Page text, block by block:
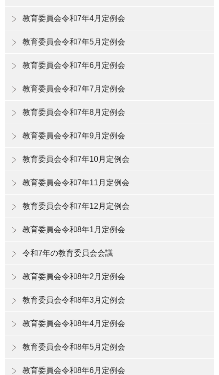
教育委員会令和7年4月定例会
教育委員会令和7年5月定例会
教育委員会令和7年6月定例会
教育委員会令和7年7月定例会
教育委員会令和7年8月定例会
教育委員会令和7年9月定例会
教育委員会令和7年10月定例会
教育委員会令和7年11月定例会
教育委員会令和7年12月定例会
教育委員会令和8年1月定例会
令和7年の教育委員会会議
教育委員会令和8年2月定例会
教育委員会令和8年3月定例会
教育委員会令和8年4月定例会
教育委員会令和8年5月定例会
教育委員会令和8年6月定例会